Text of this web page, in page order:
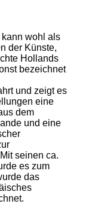
kann wohl als
der Künste,
Hollands
bezeichnet
und zeigt es
eine
dem
und eine
seinen ca.
es zum
das